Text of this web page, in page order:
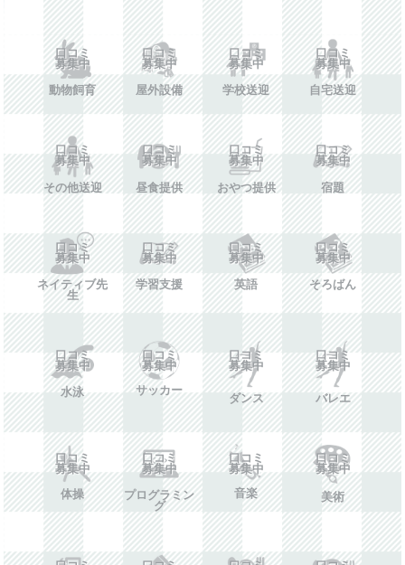
施設情報を投稿する
口コミ
募集中
動物飼育
口コミ
募集中
屋外設備
口コミ
募集中
学校送迎
口コミ
募集中
自宅送迎
口コミ
募集中
その他送迎
口コミ
募集中
昼食提供
口コミ
募集中
おやつ提供
口コミ
募集中
宿題
口コミ
募集中
ネイティブ先
生
口コミ
募集中
学習支援
口コミ
募集中
英語
口コミ
募集中
そろばん
口コミ
募集中
水泳
口コミ
募集中
サッカー
口コミ
募集中
ダンス
口コミ
募集中
バレエ
口コミ
募集中
体操
口コミ
募集中
プログラミン
グ
口コミ
募集中
音楽
口コミ
募集中
美術